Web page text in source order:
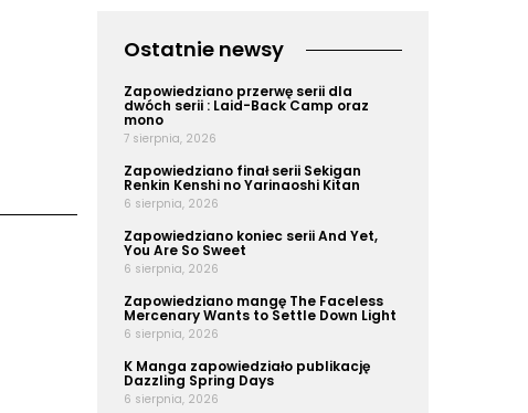
Ostatnie newsy
Zapowiedziano przerwę serii dla
dwóch serii : Laid-Back Camp oraz
mono
7 sierpnia, 2026
Zapowiedziano finał serii Sekigan
Renkin Kenshi no Yarinaoshi Kitan
6 sierpnia, 2026
Zapowiedziano koniec serii And Yet,
You Are So Sweet
6 sierpnia, 2026
Zapowiedziano mangę The Faceless
Mercenary Wants to Settle Down Light
6 sierpnia, 2026
K Manga zapowiedziało publikację
Dazzling Spring Days
6 sierpnia, 2026